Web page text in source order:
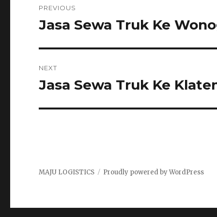
navigation
PREVIOUS
Previous
Jasa Sewa Truk Ke
NEXT
Next
Jasa Sewa Truk Ke
MAJU LOGISTICS Proudly powered by WordPress